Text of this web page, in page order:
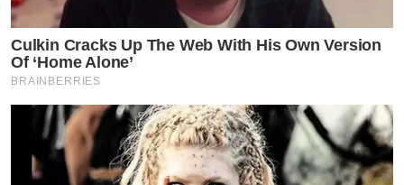
Culkin Cracks Up The Web With His Own Version
Of ‘Home Alone’
BRAINBERRIES